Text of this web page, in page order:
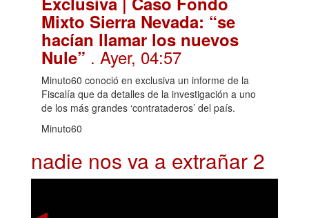
Mixto Sierra Nevada: “se
hacían llamar los nuevos
Nule” . Ayer, 04:57
Minuto60 conoció en exclusiva un informe de la
Fiscalía que da detalles de la investigación a uno
de los más grandes ‘contrataderos’ del país.
Minuto60
nadie nos va a extrañar 2